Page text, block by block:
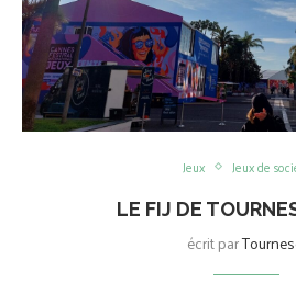
Jeux Jeux de
LE FIJ DE
écrit par